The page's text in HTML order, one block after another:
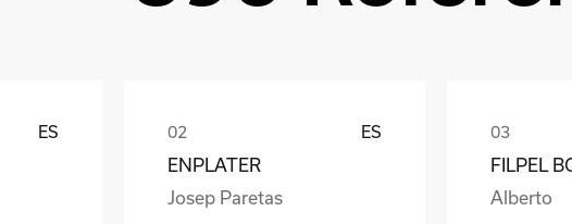
ES ES
ENPLATER
Josep Paretas
FILPEL
Alberto